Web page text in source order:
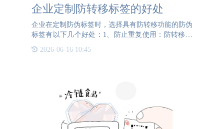
企业定制防转移标签的好处
企业在定制防伪标签时，选择具有防转移功能的防伪
标签有以下几个好处：1、防止重复使用：防转移功
坏或留下明显的痕迹，这样可以防止造假者将真品上
2026-06-16 10:45